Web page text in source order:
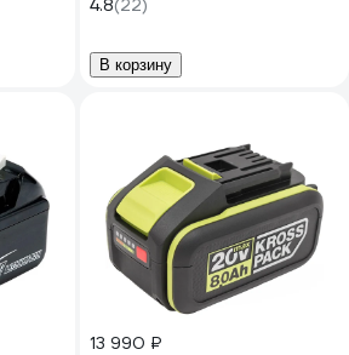
4.8(22)
В корзину
13 990 ₽